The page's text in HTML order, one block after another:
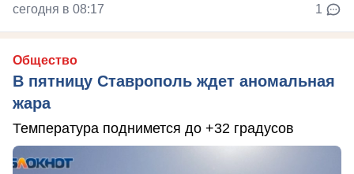
сегодня в 08:17 1
Общество
В пятницу Ставрополь ждет аномальная
жара
Температура поднимется до +32 градусов